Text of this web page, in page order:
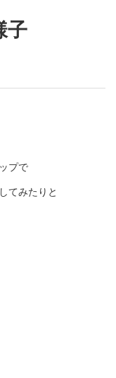
子
プで
てみたりと